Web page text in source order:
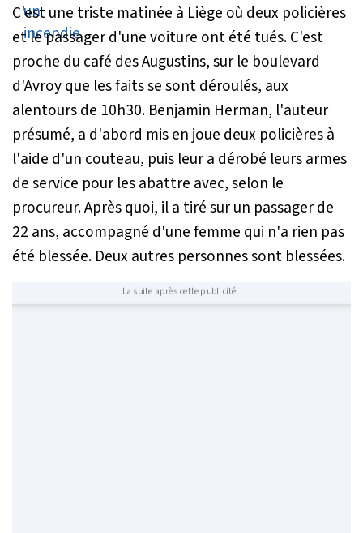
C'est une triste matinée à Liège où deux policières
et le passager d'une voiture ont été tués. C'est
proche du café des Augustins, sur le boulevard
d'Avroy que les faits se sont déroulés, aux
alentours de 10h30. Benjamin Herman, l'auteur
présumé, a d'abord mis en joue deux policières à
l'aide d'un couteau, puis leur a dérobé leurs armes
de service pour les abattre avec, selon le
procureur. Après quoi, il a tiré sur un passager de
22 ans, accompagné d'une femme qui n'a rien pas
été blessée. Deux autres personnes sont blessées.
La suite après cette publicité